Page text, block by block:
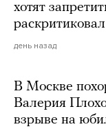
хотят
день назад
В Москве
Валерия
взрыве на